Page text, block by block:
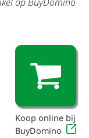
op BuyDomino
Koop online bij
BuyDomino